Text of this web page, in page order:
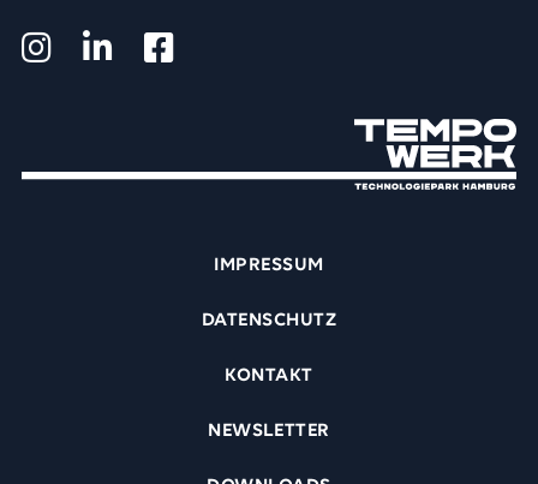
IMPRESSUM
DATENSCHUTZ
KONTAKT
NEWSLETTER